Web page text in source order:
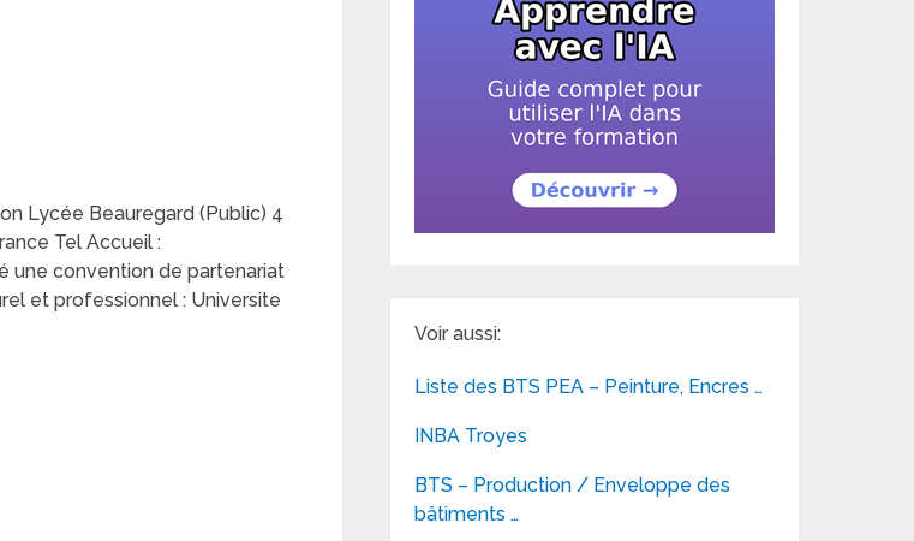
Lycée Beauregard (Public) 4
Tel Accueil :
une convention de partenariat
et professionnel : Universite
Voir aussi:
Liste des BTS PEA – Peinture, Encres …
INBA Troyes
BTS – Production / Enveloppe des
bâtiments …